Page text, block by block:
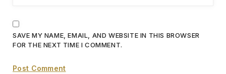
SAVE MY NAME, EMAIL, AND WEBSITE IN THIS BROWSER
FOR THE NEXT TIME I COMMENT.